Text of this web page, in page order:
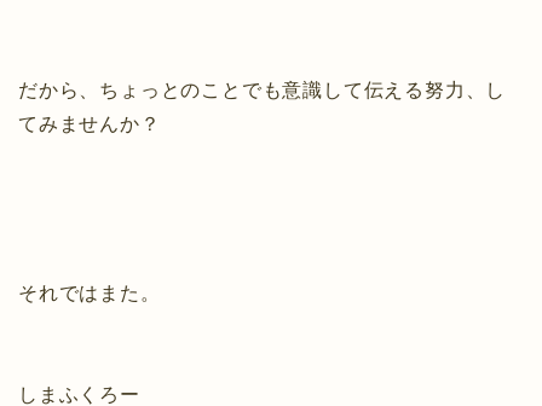
だから、ちょっとのことでも意識して伝える努力、し
てみませんか？
それではまた。
しまふくろー